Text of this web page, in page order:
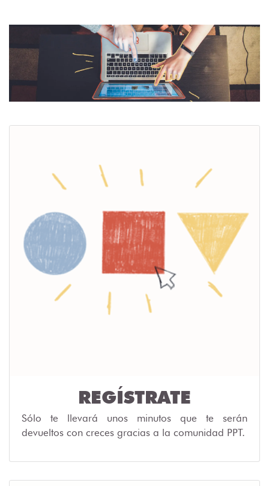
REGÍSTRATE
Sólo te llevará unos minutos que te serán
devueltos con creces gracias a la comunidad PPT.